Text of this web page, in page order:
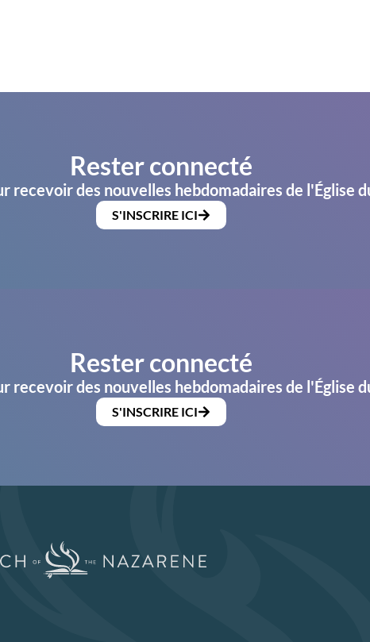
Rester connecté
recevoir des nouvelles hebdomadaires de l'Église
S'INSCRIRE ICI
Rester connecté
recevoir des nouvelles hebdomadaires de l'Église
S'INSCRIRE ICI